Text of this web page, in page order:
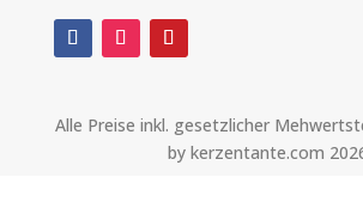
Alle Preise inkl. gesetzlicher
by kerzentante.com